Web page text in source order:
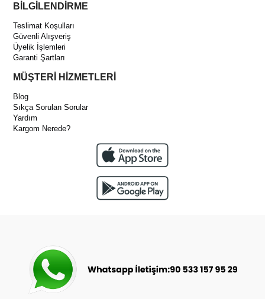
BİLGİLENDİRME
Teslimat Koşulları
Güvenli Alışveriş
Üyelik İşlemleri
Garanti Şartları
MÜŞTERİ HİZMETLERİ
Blog
Sıkça Sorulan Sorular
Yardım
Kargom Nerede?